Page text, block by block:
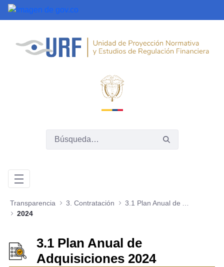
Saltar al contenido principal
Transparencia 3. Contratación
2024
3.1 Plan Anual de
Adquisiciones 2024